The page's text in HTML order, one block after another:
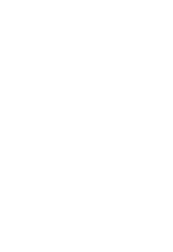
aos favoritos